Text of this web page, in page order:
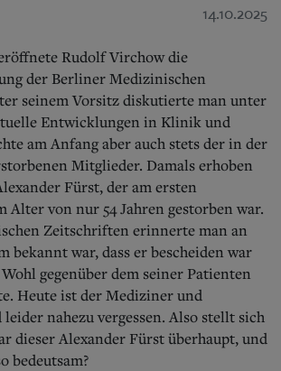
Start
Wer wir sind
Aktuelle Ausgabe
Abonnenten-Login
Abonnent werden
Abo Prämien
Archiv
Mediadaten
Bücher
Kontakt
Impressum
Datenschutz
14.10.2025
Rudolf Virchow die
der Berliner Medizinischen
seinem Vorsitz diskutierte man unter
Entwicklungen in Klinik und
am Anfang aber auch stets der in der
Mitglieder. Damals erhoben
Fürst, der am ersten
Alter von nur 54 Jahren gestorben war.
Zeitschriften erinnerte man an
bekannt war, dass er bescheiden war
gegenüber dem seiner Patienten
Heute ist der Mediziner und
nahezu vergessen. Also stellt sich
dieser Alexander Fürst überhaupt, und
bedeutsam?